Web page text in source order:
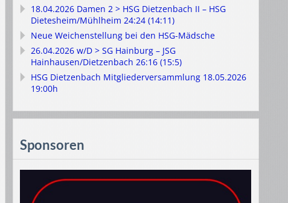
18.04.2026 Damen 2 > HSG Dietzenbach II – HSG
Dietesheim/Mühlheim 24:24 (14:11)
Neue Weichenstellung bei den HSG-Mädsche
26.04.2026 w/D > SG Hainburg – JSG
Hainhausen/Dietzenbach 26:16 (15:5)
HSG Dietzenbach Mitgliederversammlung 18.05.2026
19:00h
Sponsoren